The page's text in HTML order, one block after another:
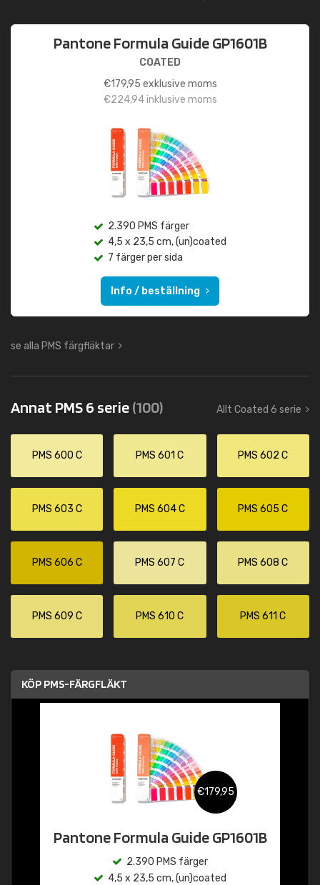
Pantone Formula Guide GP1601B
COATED
€179,95 exklusive moms
€224,94inklusive moms
2.390 PMS färger
4,5 x 23,5 cm, (un)coated
7 färger per sida
Info / beställning
se alla PMS färgfläktar
Annat PMS 6 serie(100) Allt Coated 6 serie
PMS 600 C PMS 601 C PMS 602 C
PMS 603 C PMS 604 C PMS 605 C
PMS 606 C PMS 607 C PMS 608 C
PMS 609 C PMS 610 C PMS 611 C
KÖP PMS-FÄRGFLÄKT
€179,95
Pantone Formula Guide GP1601B
2.390 PMS färger
4,5 x 23,5 cm, (un)coated